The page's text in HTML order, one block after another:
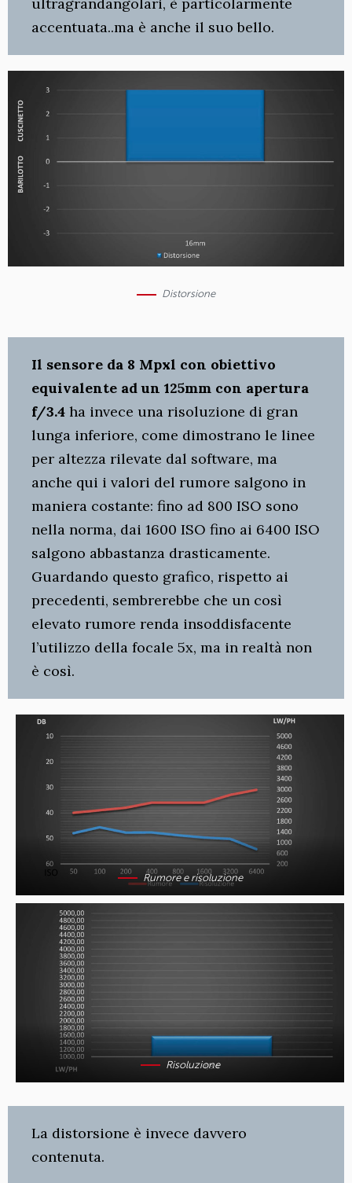
ultragrandangolari, è particolarmente
accentuata..ma è anche il suo bello.
Distorsione
Il sensore da 8 Mpxl con obiettivo
equivalente ad un 125mm con apertura
f/3.4 ha invece una risoluzione di gran
lunga inferiore, come dimostrano le linee
per altezza rilevate dal software, ma
anche qui i valori del rumore salgono in
maniera costante: fino ad 800 ISO sono
nella norma, dai 1600 ISO fino ai 6400 ISO
salgono abbastanza drasticamente.
Guardando questo grafico, rispetto ai
precedenti, sembrerebbe che un così
elevato rumore renda insoddisfacente
l’utilizzo della focale 5x, ma in realtà non
è così.
Rumore e risoluzione
Risoluzione
La distorsione è invece davvero
contenuta.